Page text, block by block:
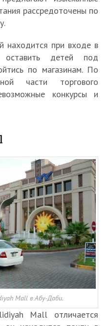
рассредоточены по
находится при входе в
детей под
по магазинам. По
части торгового
конкурсы и
Mall в Абу-Даби.
Mall отличается